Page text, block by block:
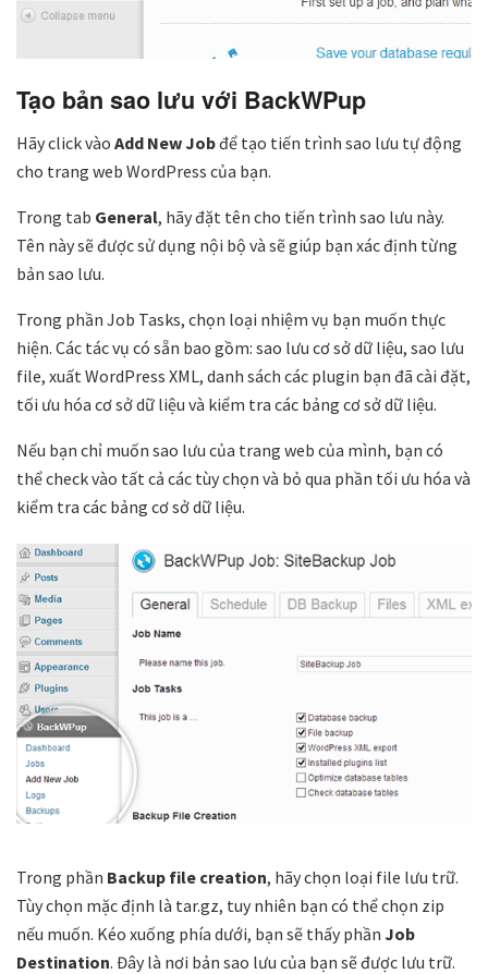
Tạo bản sao lưu với BackWPup
Hãy click vào Add New Jobđể tạo tiến trình sao lưu tự động
cho trang web WordPress của bạn.
Trong tab General, hãy đặt tên cho tiến trình sao lưu này.
Tên này sẽ được sử dụng nội bộ và sẽ giúp bạn xác định từng
bản sao lưu.
Trong phần Job Tasks, chọn loại nhiệm vụ bạn muốn thực
hiện. Các tác vụ có sẵn bao gồm: sao lưu cơ sở dữ liệu, sao lưu
file, xuất WordPress XML, danh sách các plugin bạn đã cài đặt,
tối ưu hóa cơ sở dữ liệu và kiểm tra các bảng cơ sở dữ liệu.
Nếu bạn chỉ muốn sao lưu của trang web của mình, bạn có
thể check vào tất cả các tùy chọn và bỏ qua phần tối ưu hóa và
kiểm tra các bảng cơ sở dữ liệu.
Trong phần Backup file creation, hãy chọn loại file lưu trữ.
Tùy chọn mặc định là tar.gz, tuy nhiên bạn có thể chọn zip
nếu muốn. Kéo xuống phía dưới, bạn sẽ thấy phần Job
Destination. Đây là nơi bản sao lưu của bạn sẽ được lưu trữ.